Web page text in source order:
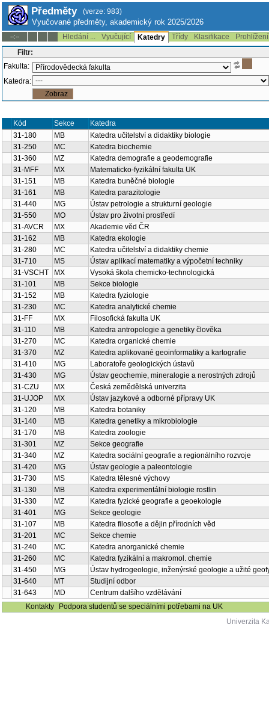
Předměty (verze: 983)
Vyučované předměty, akademický rok 2025/2026
--:-- Hledání ... Vyučující Katedry Třídy Klasifikace
Filtr:
Fakulta:
Katedra:
Kód Sekce
Katedra
31-180
MB
Katedra učitelství a didaktiky biologie
31-250
MC
Katedra biochemie
31-360
MZ
Katedra demografie a geodemografie
31-MFF
MX
Matematicko-fyzikální fakulta UK
31-151
MB
Katedra buněčné biologie
31-161
MB
Katedra parazitologie
31-440
MG
Ústav petrologie a strukturní geologie
31-550
MO
Ústav pro životní prostředí
31-AVCR
MX
Akademie věd ČR
31-162
MB
Katedra ekologie
31-280
MC
Katedra učitelství a didaktiky chemie
31-710
MS
Ústav aplikací matematiky a výpočetní techniky
31-VSCHT
MX
Vysoká škola chemicko-technologická
31-101
MB
Sekce biologie
31-152
MB
Katedra fyziologie
31-230
MC
Katedra analytické chemie
31-FF
MX
Filosofická fakulta UK
31-110
MB
Katedra antropologie a genetiky člověka
31-270
MC
Katedra organické chemie
31-370
MZ
Katedra aplikované geoinformatiky a kartografie
31-410
MG
Laboratoře geologických ústavů
31-430
MG
Ústav geochemie, mineralogie a nerostných zdrojů
31-CZU
MX
Česká zemědělská univerzita
31-UJOP
MX
Ústav jazykové a odborné přípravy UK
31-120
MB
Katedra botaniky
31-140
MB
Katedra genetiky a mikrobiologie
31-170
MB
Katedra zoologie
31-301
MZ
Sekce geografie
31-340
MZ
Katedra sociální geografie a regionálního rozvoje
31-420
MG
Ústav geologie a paleontologie
31-730
MS
Katedra tělesné výchovy
31-130
MB
Katedra experimentální biologie rostlin
31-330
MZ
Katedra fyzické geografie a geoekologie
31-401
MG
Sekce geologie
31-107
MB
Katedra filosofie a dějin přírodních věd
31-201
MC
Sekce chemie
31-240
MC
Katedra anorganické chemie
31-260
MC
Katedra fyzikální a makromol. chemie
31-450
MG
Ústav hydrogeologie, inženýrské geologie a užité
31-640
MT
Studijní odbor
31-643
MD
Centrum dalšího vzdělávání
Kontakty
Podpora studentů se speciálními potřebami na UK
Univerzita